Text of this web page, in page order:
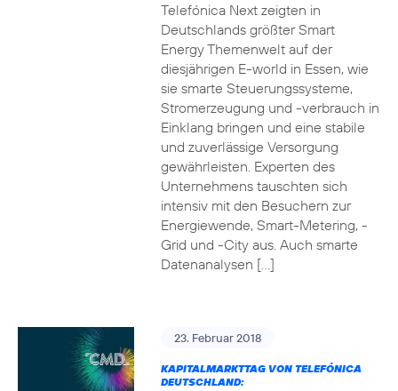
Telefónica Next zeigten in
Deutschlands größter Smart
Energy Themenwelt auf der
diesjährigen E-world in Essen, wie
sie smarte Steuerungssysteme,
Stromerzeugung und -verbrauch in
Einklang bringen und eine stabile
und zuverlässige Versorgung
gewährleisten. Experten des
Unternehmens tauschten sich
intensiv mit den Besuchern zur
Energiewende, Smart-Metering, -
Grid und -City aus. Auch smarte
Datenanalysen […]
23. Februar 2018
KAPITALMARKTTAG VON TELEFÓNICA
DEUTSCHLAND: